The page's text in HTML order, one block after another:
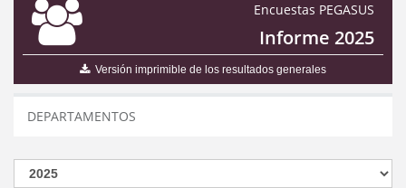
Encuestas PEGASUS
Informe 2025
Versión imprimible de los resultados generales
DEPARTAMENTOS